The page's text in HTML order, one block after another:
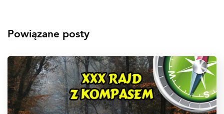
Powiązane posty